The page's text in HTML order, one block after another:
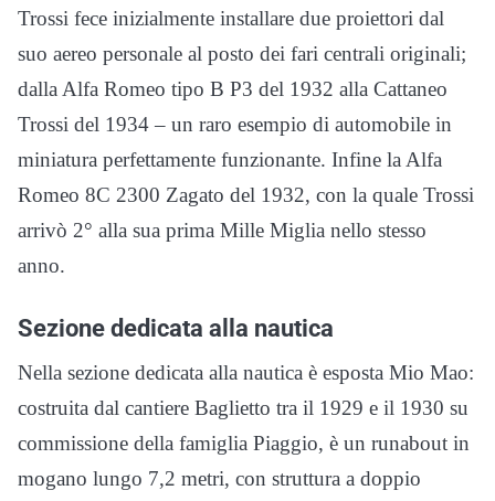
Trossi fece inizialmente installare due proiettori dal
suo aereo personale al posto dei fari centrali originali;
dalla Alfa Romeo tipo B P3 del 1932 alla Cattaneo
Trossi del 1934 – un raro esempio di automobile in
miniatura perfettamente funzionante. Infine la Alfa
Romeo 8C 2300 Zagato del 1932, con la quale Trossi
arrivò 2° alla sua prima Mille Miglia nello stesso
anno.
Sezione dedicata alla nautica
Nella sezione dedicata alla nautica è esposta Mio Mao:
costruita dal cantiere Baglietto tra il 1929 e il 1930 su
commissione della famiglia Piaggio, è un runabout in
mogano lungo 7,2 metri, con struttura a doppio